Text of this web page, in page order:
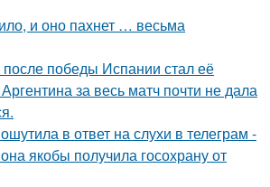
и оно пахнет … весьма
победы Испании стал её
за весь матч почти не дала
в ответ на слухи в телеграм -
якобы получила госохрану от